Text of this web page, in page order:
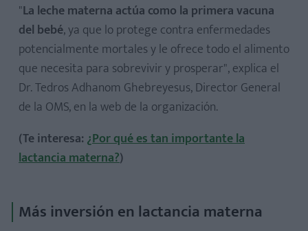
"La leche materna actúa como la primera vacuna
del bebé, ya que lo protege contra enfermedades
potencialmente mortales y le ofrece todo el alimento
que necesita para sobrevivir y prosperar", explica el
Dr. Tedros Adhanom Ghebreyesus, Director General
de la OMS, en la web de la organización.
(Te interesa: ¿Por qué es tan importante la
lactancia materna?)
Más inversión en lactancia materna